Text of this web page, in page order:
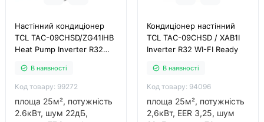
Настінний кондиціонер
TCL TAC-09CHSD/ZG41IHB
Heat Pump Inverter R32
В наявності
Код товару: 99272
площа 25м², потужність
2.6кВт, шум 22дБ,
Кондиціонер настінний
TCL TAC-09CHSD / XAB1I
Inverter R32 WI-FI Ready
В наявності
Код товару: 94096
площа 25м², потужність
2,6кВт, EER 3,25, шум